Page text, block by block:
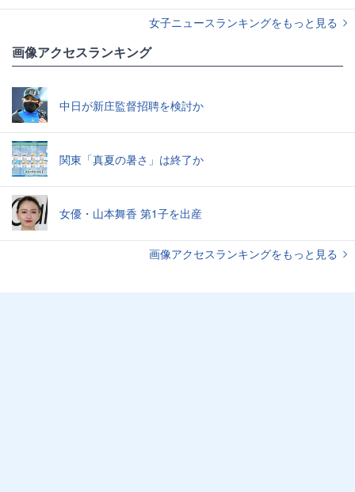
女子ニュースランキングをもっと見る
画像アクセスランキング
中日が新庄監督招聘を検討か
関東「真夏の暑さ」は終了か
女優・山本舞香 第1子を出産
画像アクセスランキングをもっと見る